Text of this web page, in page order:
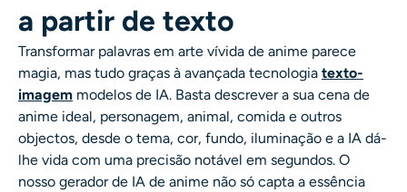
a partir de texto
Transformar palavras em arte vívida de anime parece
magia, mas tudo graças à avançada tecnologia texto-
imagem modelos de IA. Basta descrever a sua cena de
anime ideal, personagem, animal, comida e outros
objectos, desde o tema, cor, fundo, iluminação e a IA dá-
lhe vida com uma precisão notável em segundos. O
nosso gerador de IA de anime não só capta a essência